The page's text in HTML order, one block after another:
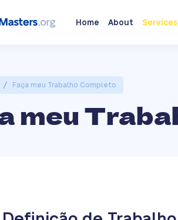
Home About Services
/ Faça meu Trabalho Completo
meu